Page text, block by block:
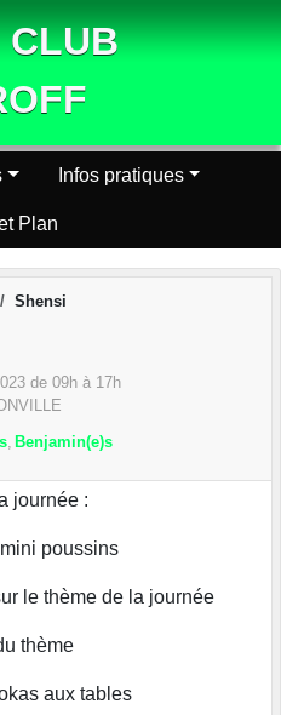
CLUB
Infos pratiques
Plan
Shensi
de 09h à 17h
Benjamin(e)s
journée :
poussins
le thème de la journée
thème
aux tables